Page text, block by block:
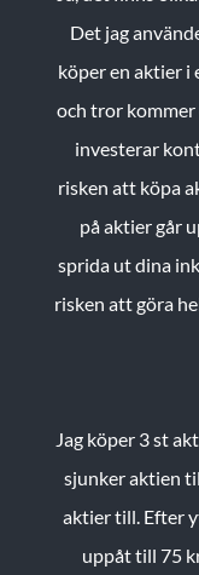
Det jag
köper en aktier i
och tror kommer
investerar
risken att köpa
på aktier går
sprida ut dina
risken att göra
Jag köper 3 st
sjunker aktien
aktier till. Efter
uppåt till 75